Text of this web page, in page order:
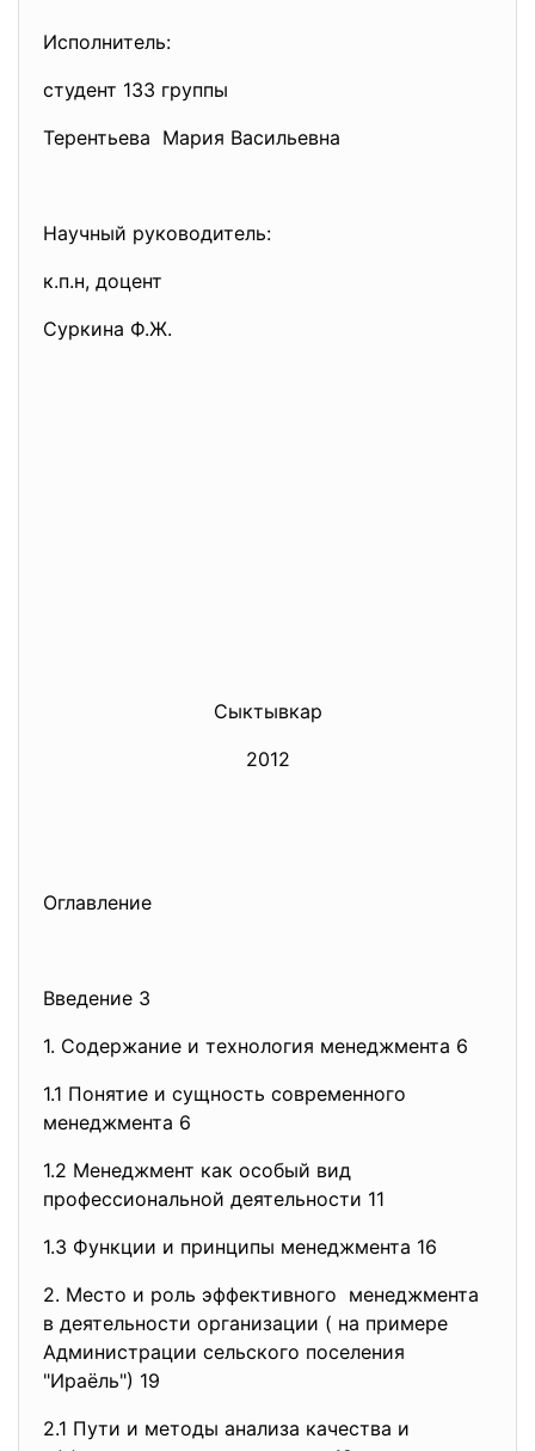
Исполнитель:
студент 133 группы
Терентьева Мария Васильевна
Научный руководитель:
к.п.н, доцент
Суркина Ф.Ж.
Сыктывкар
2012
Оглавление
Введение 3
1. Содержание и технология менеджмента 6
1.1 Понятие и сущность современного
менеджмента 6
1.2 Менеджмент как особый вид
профессиональной деятельности 11
1.3 Функции и принципы менеджмента 16
2. Место и роль эффективного менеджмента
в деятельности организации ( на примере
Администрации сельского поселения
"Ираёль") 19
2.1 Пути и методы анализа качества и